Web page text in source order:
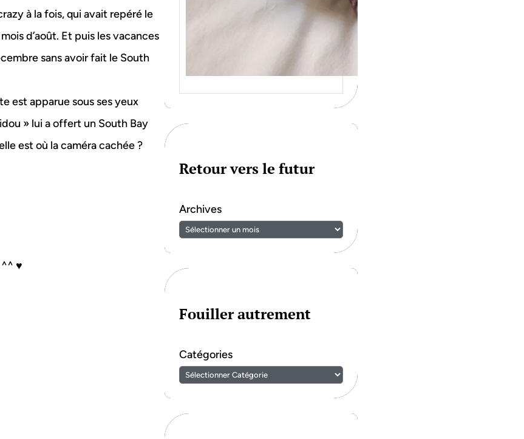
à la fois, qui avait repéré le
d’août. Et puis les vacances
sans avoir fait le South
est apparue sous ses yeux
» lui a offert un South Bay
est où la caméra cachée ?
^^ ♥
Retour vers le futur
Archives
Fouiller autrement
Catégories